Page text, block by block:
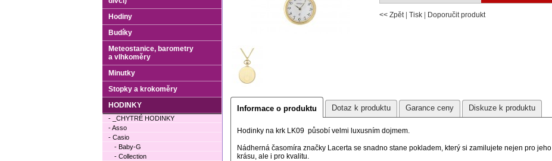
<< Zpět| Tisk Doporučit produkt
Informace o produktu Dotaz k produktu Garance ceny Diskuze k produktu
Hodinky na krk LK09 působí velmi luxusním dojmem.
Nádherná časomíra značky Lacerta se snadno stane pokladem, který si zamilujete nejen pro jeho
krásu, ale i pro kvalitu.
Hodiny
Budíky
Meteostanice, barometry
a vlhkoměry
Minutky
Stopky a krokoměry
HODINKY
- _CHYTRÉ HODINKY
- Asso
- Casio
- Baby-G
- Collection